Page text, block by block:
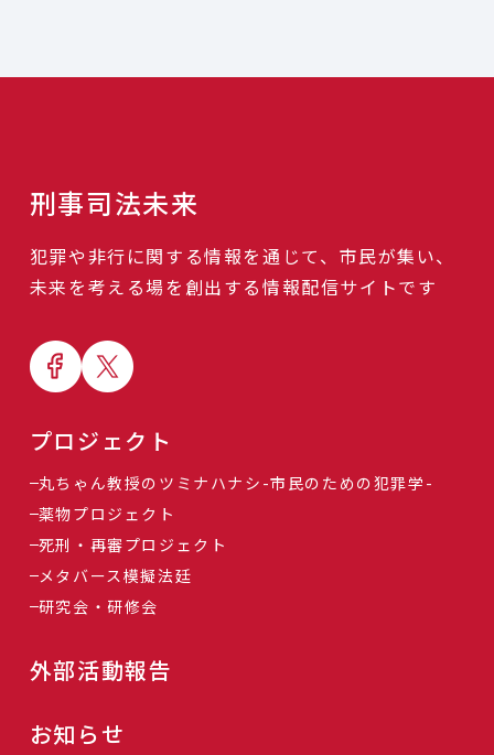
刑事司法未来
犯罪や非行に関する情報を通じて、市民が集い、
未来を考える場を創出する情報配信サイトです
プロジェクト
丸ちゃん教授のツミナハナシ-市民のための犯罪学-
薬物プロジェクト
死刑・再審プロジェクト
メタバース模擬法廷
研究会・研修会
外部活動報告
お知らせ